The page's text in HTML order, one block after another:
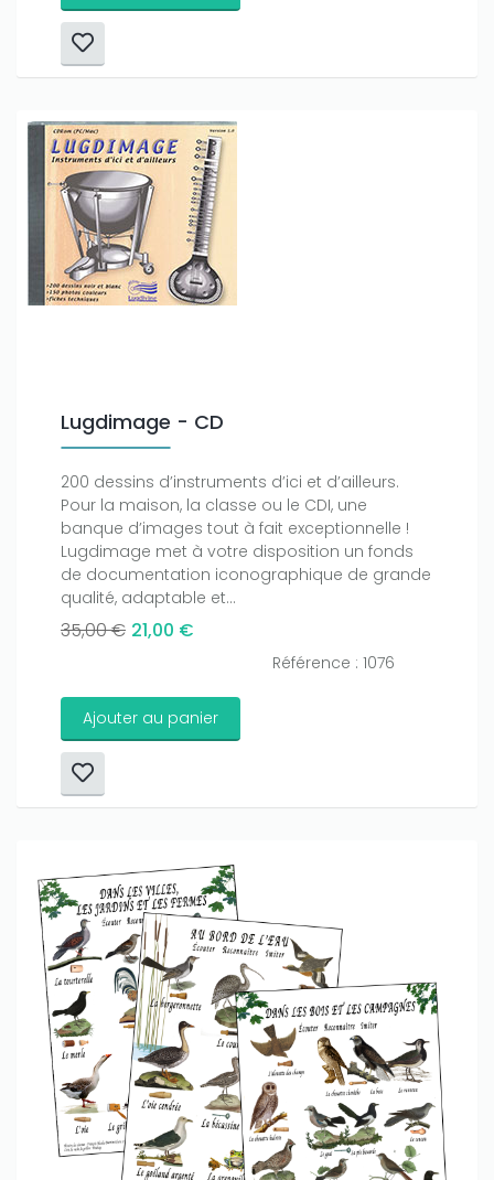
Lugdimage - CD
200 dessins d’instruments d’ici et d’ailleurs.
Pour la maison, la classe ou le CDI, une
banque d’images tout à fait exceptionnelle !
Lugdimage met à votre disposition un fonds
de documentation iconographique de grande
qualité, adaptable et...
35,00 € 21,00 €
Référence : 1076
Ajouter au panier